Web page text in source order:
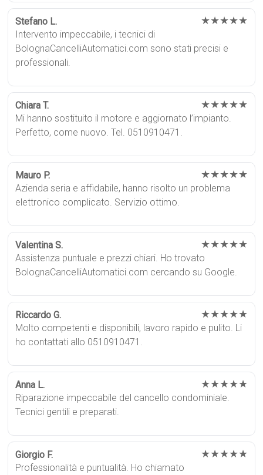
Stefano L. ★★★★★
Intervento impeccabile, i tecnici di
BolognaCancelliAutomatici.com sono stati precisi e
professionali.
Chiara T. ★★★★★
Mi hanno sostituito il motore e aggiornato l’impianto.
Perfetto, come nuovo. Tel. 0510910471.
Mauro P. ★★★★★
Azienda seria e affidabile, hanno risolto un problema
elettronico complicato. Servizio ottimo.
Valentina S. ★★★★★
Assistenza puntuale e prezzi chiari. Ho trovato
BolognaCancelliAutomatici.com cercando su Google.
Riccardo G. ★★★★★
Molto competenti e disponibili, lavoro rapido e pulito. Li
ho contattati allo 0510910471.
Anna L. ★★★★★
Riparazione impeccabile del cancello condominiale.
Tecnici gentili e preparati.
Giorgio F. ★★★★★
Professionalità e puntualità. Ho chiamato